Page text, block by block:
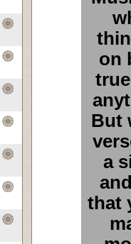
on
But
a
that